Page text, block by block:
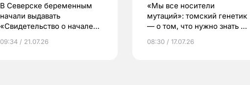
В Северске беременным
начали выдавать
«Свидетельство о начале
09:34 / 21.07.26
«Мы все носители
мутаций»: томский генетик
— о том, что нужно знать до
08:30 / 17.07.26